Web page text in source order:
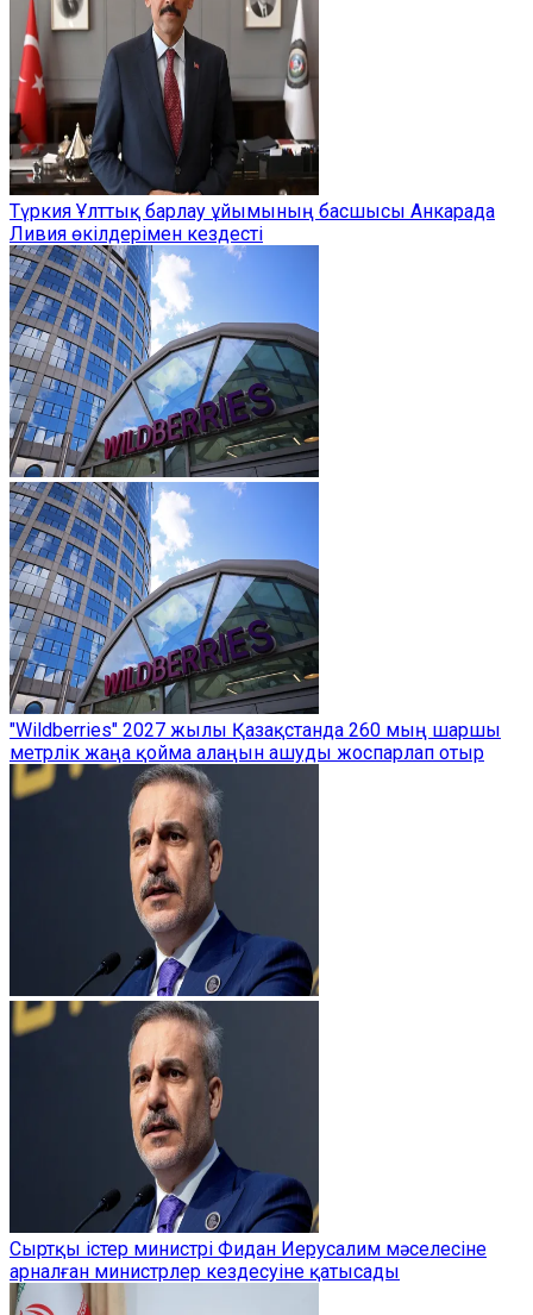
Түркия Ұлттық барлау ұйымының басшысы Анкарада
Ливия өкілдерімен кездесті
"Wildberries" 2027 жылы Қазақстанда 260 мың шаршы
метрлік жаңа қойма алаңын ашуды жоспарлап отыр
Сыртқы істер министрі Фидан Иерусалим мәселесіне
арналған министрлер кездесуіне қатысады